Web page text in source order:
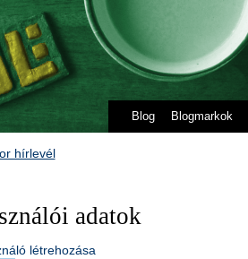
Blog Blogmarkok
adatok
létrehozása